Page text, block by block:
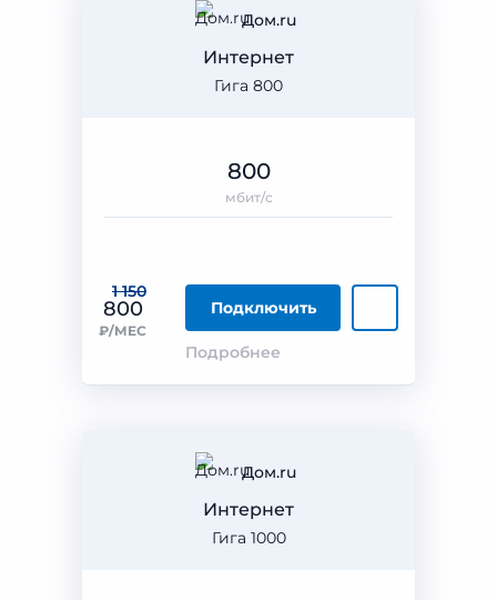
Дом.ru
Гига 800
Интернет
1 150
800
₽/МЕС
Подключить
Подробнее
800
мбит/с
Дом.ru
Гига 1000
Интернет